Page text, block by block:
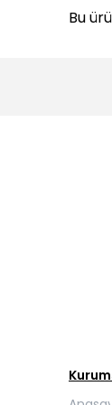
Bu